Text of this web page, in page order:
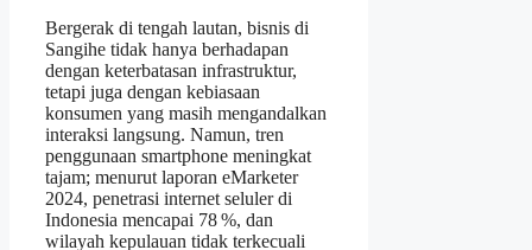
Bergerak di tengah lautan, bisnis di
Sangihe tidak hanya berhadapan
dengan keterbatasan infrastruktur,
tetapi juga dengan kebiasaan
konsumen yang masih mengandalkan
interaksi langsung. Namun, tren
penggunaan smartphone meningkat
tajam; menurut laporan eMarketer
2024, penetrasi internet seluler di
Indonesia mencapai 78 %, dan
wilayah kepulauan tidak terkecuali